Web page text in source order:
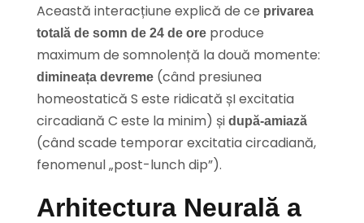
Această interacțiune explică de ce privarea
totală de somn de 24 de ore produce
maximum de somnolență la două momente:
dimineața devreme (când presiunea
homeostatică S este ridicată șI excitatia
circadiană C este la minim) și după-amiază
(când scade temporar excitatia circadiană,
fenomenul „post-lunch dip”).
Arhitectura Neurală a